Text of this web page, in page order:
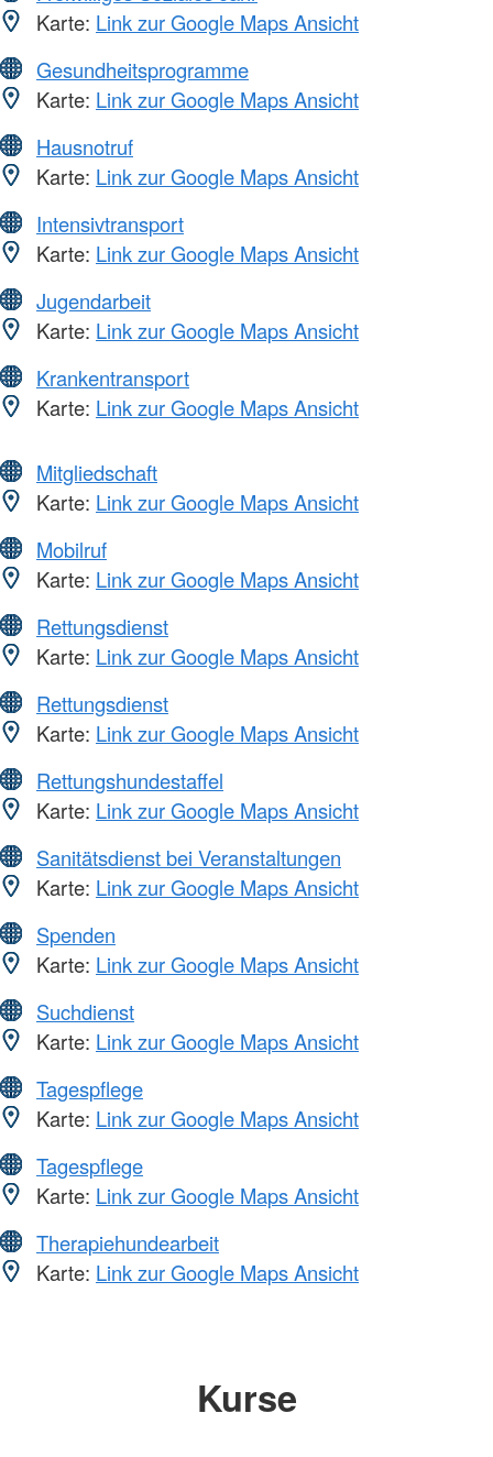
Karte: Link zur Google Maps Ansicht
Gesundheitsprogramme
Karte: Link zur Google Maps Ansicht
Hausnotruf
Karte: Link zur Google Maps Ansicht
Intensivtransport
Karte: Link zur Google Maps Ansicht
Jugendarbeit
Karte: Link zur Google Maps Ansicht
Krankentransport
Karte: Link zur Google Maps Ansicht
Mitgliedschaft
Karte: Link zur Google Maps Ansicht
Mobilruf
Karte: Link zur Google Maps Ansicht
Rettungsdienst
Karte: Link zur Google Maps Ansicht
Rettungsdienst
Karte: Link zur Google Maps Ansicht
Rettungshundestaffel
Karte: Link zur Google Maps Ansicht
Sanitätsdienst bei Veranstaltungen
Karte: Link zur Google Maps Ansicht
Spenden
Karte: Link zur Google Maps Ansicht
Suchdienst
Karte: Link zur Google Maps Ansicht
Tagespflege
Karte: Link zur Google Maps Ansicht
Tagespflege
Karte: Link zur Google Maps Ansicht
Therapiehundearbeit
Karte: Link zur Google Maps Ansicht
Kurse